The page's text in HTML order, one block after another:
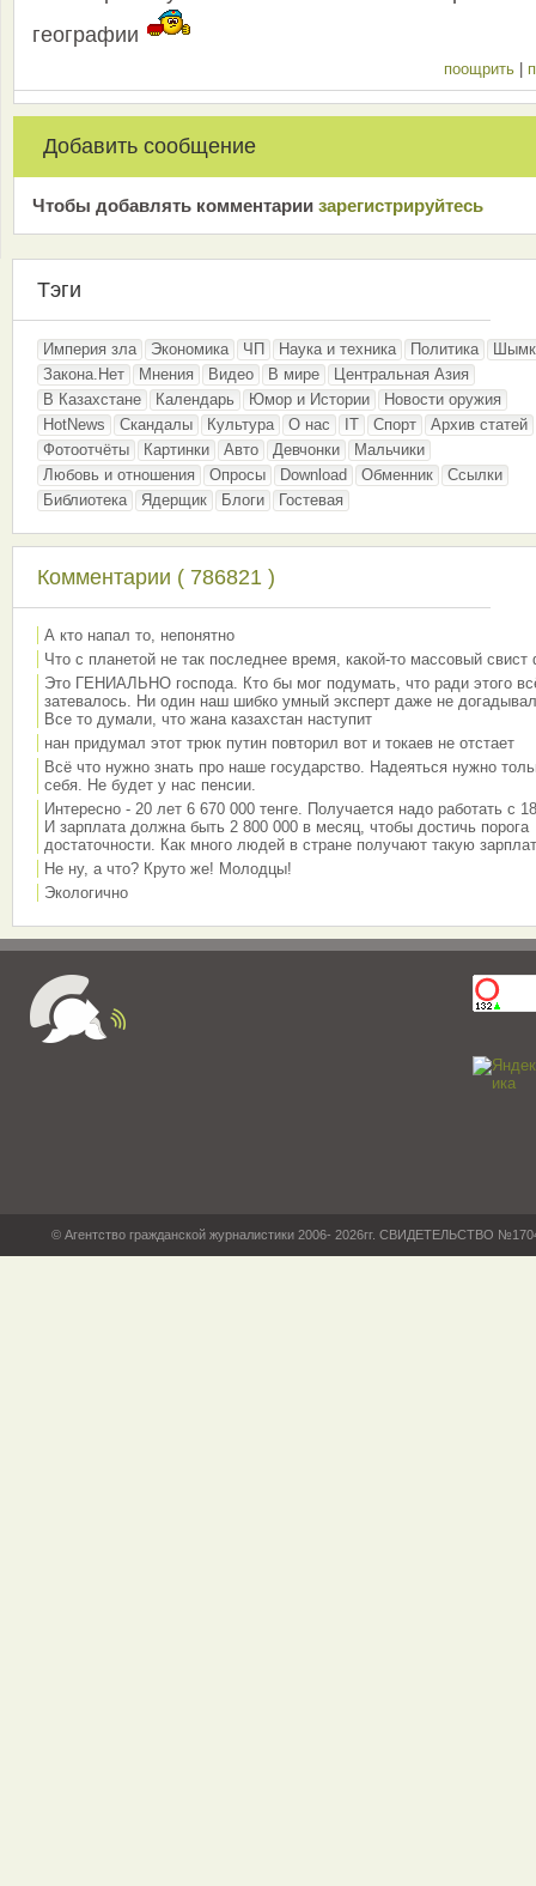
географии
поощрить
Добавить сообщение
Чтобы добавлять комментарии зарeгиcтрирyйтeсь
Тэги
Империя зла Экономика ЧП Наука и техника Политика
Закона.Нет
Мнения Видео В мире
Центральная Азия
В Казахстане
Календарь Юмор и Истории
Новости оружия
HotNews
Скандалы Культура О нас IT Спорт
Архив статей
Фотоотчёты
Картинки Авто Девчонки
Мальчики
Любовь и отношения
Опросы Download Обменник
Ссылки
Библиотека
Ядерщик Блоги Гостевая
Комментарии ( 786821 )
А кто напал то, непонятно
Что с планетой не так последнее время, какой-то массовый свист
Это ГЕНИАЛЬНО господа. Кто бы мог подумать, что ради этого
затевалось. Ни один наш шибко умный эксперт даже не
Все то думали, что жана казахстан наступит
нан придумал этот трюк путин повторил вот и токаев не отстает
Всё что нужно знать про наше государство. Надеяться нужно
себя. Не будет у нас пенсии.
Интересно - 20 лет 6 670 000 тенге. Получается надо работать с
И зарплата должна быть 2 800 000 в месяц, чтобы достичь порога
достаточности. Как много людей в стране получают такую
Не ну, а что? Круто же! Молодцы!
Экологично
© Агентство гражданской журналистики 2006- 2026гг. СВИДЕТЕЛЬСТВО